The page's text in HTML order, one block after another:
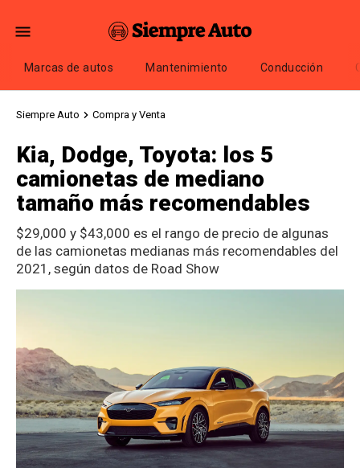
Marcas de autos Mantenimiento Conducción
Siempre Auto Compra y Venta
Kia, Dodge, Toyota: los 5
camionetas de mediano
tamaño más recomendables
$29,000 y $43,000 es el rango de precio de algunas
de las camionetas medianas más recomendables del
2021, según datos de Road Show